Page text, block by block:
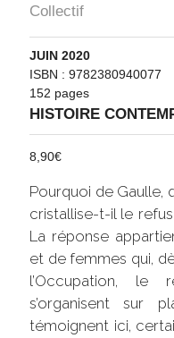
Collectif
JUIN 2020
ISBN : 9782380940077
152 pages
HISTOIRE
8,90€
Pourquoi de Gaulle,
cristallise-t-il le
La réponse
et de femmes qui,
l’Occupation, le
s’organisent sur
témoignent ici,